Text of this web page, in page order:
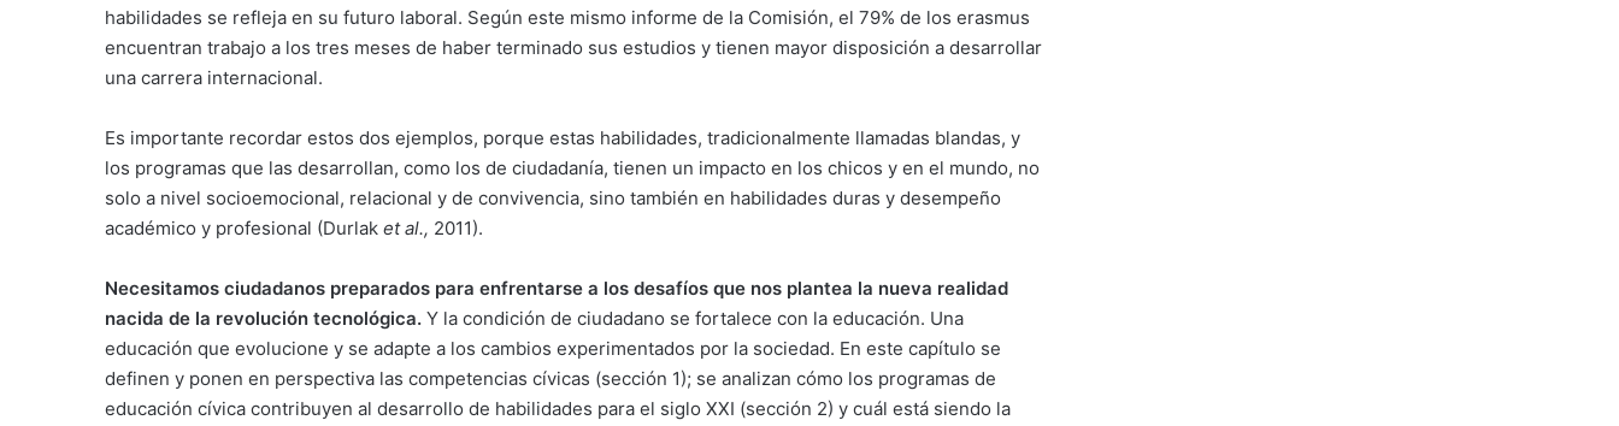
habilidades se refleja en su futuro laboral. Según este mismo informe de la Comisión, el 79% de los erasmus
encuentran trabajo a los tres meses de haber terminado sus estudios y tienen mayor disposición a desarrollar
una carrera internacional.
Es importante recordar estos dos ejemplos, porque estas habilidades, tradicionalmente llamadas blandas, y
los programas que las desarrollan, como los de ciudadanía, tienen un impacto en los chicos y en el mundo, no
solo a nivel socioemocional, relacional y de convivencia, sino también en habilidades duras y desempeño
académico y profesional (Durlak et al., 2011).
Necesitamos ciudadanos preparados para enfrentarse a los desafíos que nos plantea la nueva realidad
nacida de la revolución tecnológica. Y la condición de ciudadano se fortalece con la educación. Una
educación que evolucione y se adapte a los cambios experimentados por la sociedad. En este capítulo se
definen y ponen en perspectiva las competencias cívicas (sección 1); se analizan cómo los programas de
educación cívica contribuyen al desarrollo de habilidades para el siglo XXI (sección 2) y cuál está siendo la